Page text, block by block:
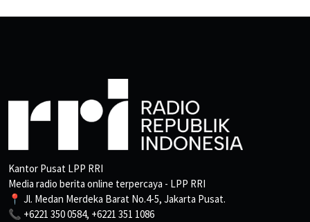
Kantor Pusat LPP RRI
Media radio berita online terpercaya - LPP RRI
📍 Jl. Medan Merdeka Barat No.4-5, Jakarta Pusat.
📞 +6221 350 0584, +6221 351 1086